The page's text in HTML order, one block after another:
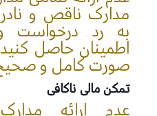
مدارک ناقص و
به رد درخواست
اطمینان حاصل
صورت کامل و صحیح
تمکن مالی ناکافی
عدم ارائه